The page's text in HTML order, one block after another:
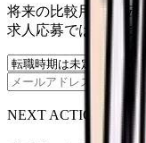
将来の比較用に、転
求人応募ではありま
NEXT ACTION FOR